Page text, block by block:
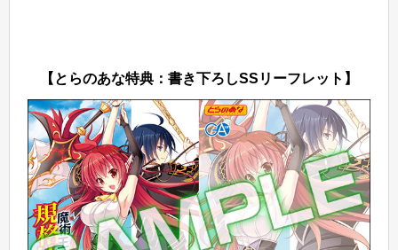
【とらのあな特典：書き下ろしSSリーフレット】